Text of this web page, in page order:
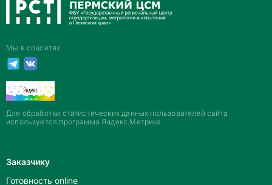
Мы в соцсетях
Для обработки статистических данных пользователей сайта
используется программа Яндекс.Метрика
Заказчику
Готовность online